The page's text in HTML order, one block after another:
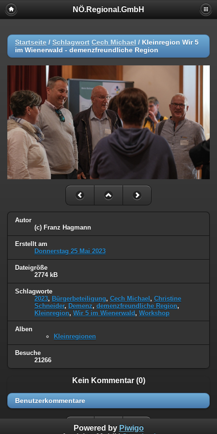
NÖ.Regional.GmbH
Startseite / Schlagwort Cech Michael / Kleinregion Wir 5
im Wienerwald - demenzfreundliche Region
Autor
(c) Franz Hagmann
Erstellt am
Donnerstag 25 Mai 2023
Dateigröße
2774 kB
Schlagworte
2023, Bürgerbeteiligung, Cech Michael, Christine
Schneider, Demenz, demenzfreundliche Region,
Kleinregion, Wir 5 im Wienerwald, Workshop
Alben
Kleinregionen
Besuche
21266
Kein Kommentar (0)
Benutzerkommentare
Powered by Piwigo